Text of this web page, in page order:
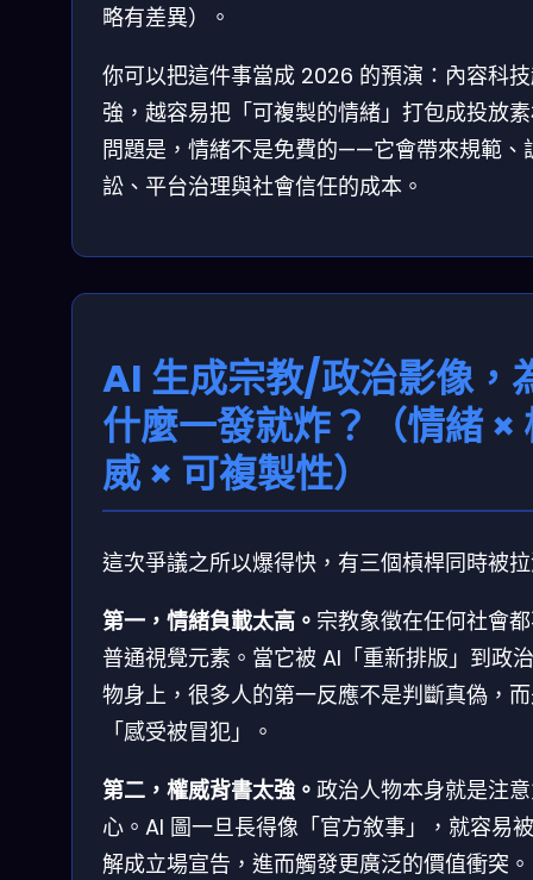
略有差異）。
你可以把這件事當成 2026 的預演：內容科
強，越容易把「可複製的情緒」打包成投放
問題是，情緒不是免費的——它會帶來規範、
訟、平台治理與社會信任的成本。
AI 生成宗教/政治影像，
什麼一發就炸？（情緒 ×
威 × 可複製性）
這次爭議之所以爆得快，有三個槓桿同時被
第一，情緒負載太高。 宗教象徵在任何社會
普通視覺元素。當它被 AI「重新排版」到政
物身上，很多人的第一反應不是判斷真偽，
「感受被冒犯」。
第二，權威背書太強。 政治人物本身就是注
心。AI 圖一旦長得像「官方敘事」，就容易
解成立場宣告，進而觸發更廣泛的價值衝突。